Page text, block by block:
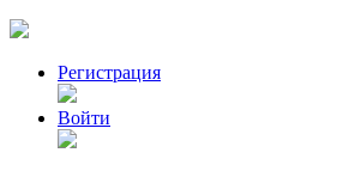
Регистрация
Войти